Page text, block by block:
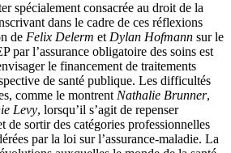
spécialement consacrée au droit de la
dans le cadre de ces réflexions
de Felix Delerm et Dylan Hofmann sur le
par l’assurance obligatoire des soins est
le financement de traitements
de santé publique. Les difficultés
comme le montrent Nathalie Brunner,
Levy, lorsqu’il s’agit de repenser
de sortir des catégories professionnelles
par la loi sur l’assurance-maladie. La